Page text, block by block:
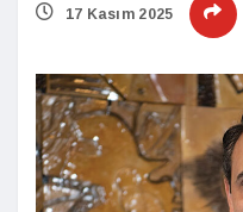
17 Kasım 2025